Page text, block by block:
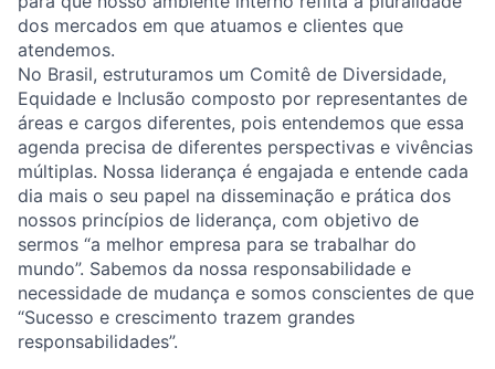
dos mercados em que atuamos e clientes que
atendemos.
No Brasil, estruturamos um Comitê de Diversidade,
Equidade e Inclusão composto por representantes de
áreas e cargos diferentes, pois entendemos que essa
agenda precisa de diferentes perspectivas e vivências
múltiplas. Nossa liderança é engajada e entende cada
dia mais o seu papel na disseminação e prática dos
nossos princípios de liderança, com objetivo de
sermos “a melhor empresa para se trabalhar do
mundo”. Sabemos da nossa responsabilidade e
necessidade de mudança e somos conscientes de que
“Sucesso e crescimento trazem grandes
responsabilidades”.